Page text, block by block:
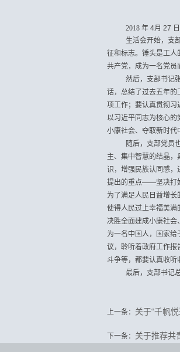
2018 年 4月 27
生活会开始，支
征和标志。锤头是工人
共产党，成为一名党员
然后，支部书记
话，总结了过去五年的
项工作；要认真贯彻习
以习近平同志为核心
小康社会、夺取新时代
随后，支部党员
主、集中智慧的结晶
识，增强民族认同感，
提出的重点——坚决打
为了满足人民日益增长
使得人民过上幸福美满
决胜全面建成小康社会
为一名中国人，国家
议，聆听着政府工作报
斗争等，都要认真收听
最后，支部书记
上一条： 关于“千帆
下一条： 关于推荐共